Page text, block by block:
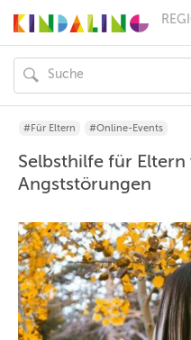
#Für Eltern #Online-Events
Selbsthilfe für
Angststörungen